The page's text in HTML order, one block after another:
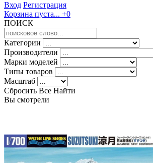
Вход Регистрация
Корзина пуста... +0
ПОИСК
Категории
Производители
Марки моделей
Типы товаров
Масштаб
Сбросить Все Найти
Вы смотрели